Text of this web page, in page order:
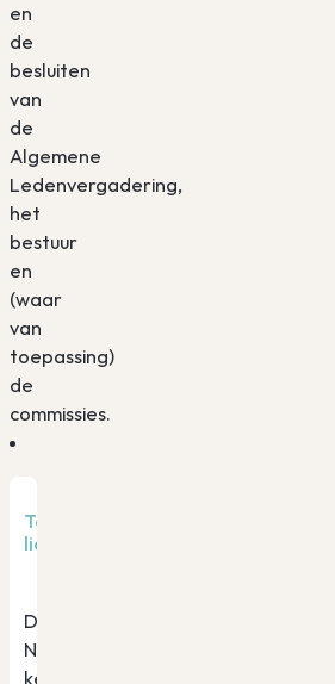
en
de
besluiten
van
de
Algemene
Ledenvergadering,
het
bestuur
en
(waar
van
toepassing)
de
commissies.
Toelichting
lidmaatschappen
De
NVDV
kent